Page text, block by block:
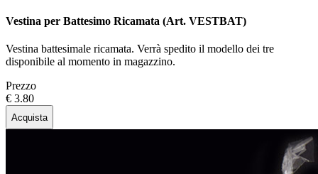
Vestina per Battesimo Ricamata (Art. VESTBAT)
Vestina battesimale ricamata. Verrà spedito il modello dei tre
disponibile al momento in magazzino.
Prezzo
€ 3.80
Acquista